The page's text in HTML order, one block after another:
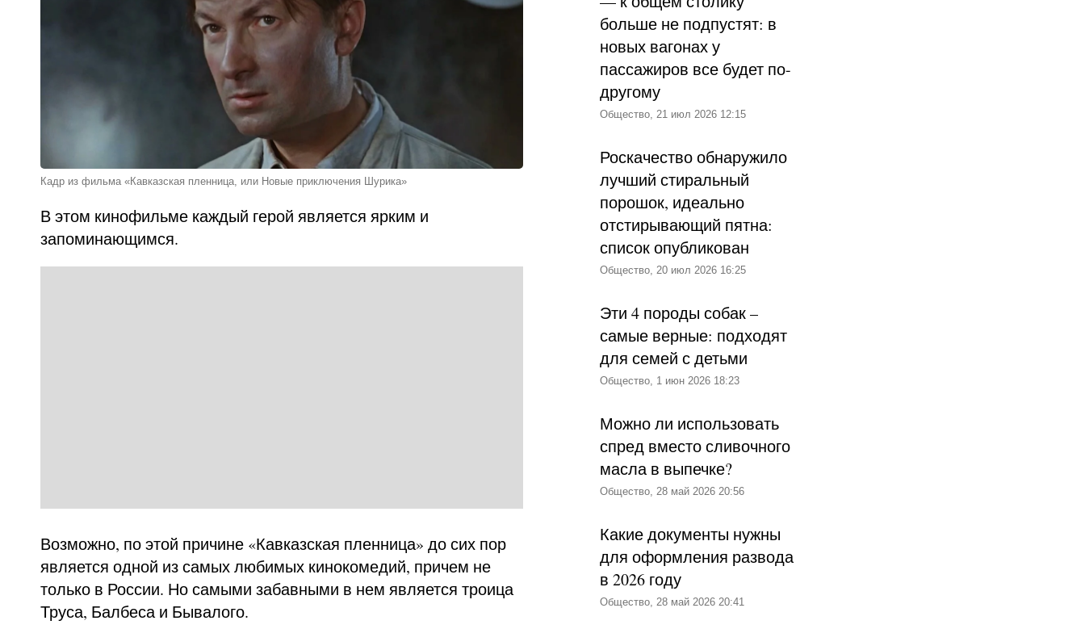
Кадр из фильма «Кавказская пленница, или Новые приключения Шурика»
В этом кинофильме каждый герой является ярким и
запоминающимся.
Возможно, по этой причине «Кавказская пленница» до сих пор
является одной из самых любимых кинокомедий, причем не
только в России. Но самыми забавными в нем является троица
Труса, Балбеса и Бывалого.
больше не подпустят: в
новых вагонах у
пассажиров все будет по-
другому
Общество, 21 июл 2026 12:15
Роскачество обнаружило
лучший стиральный
порошок, идеально
отстирывающий пятна:
список опубликован
Общество, 20 июл 2026 16:25
Эти 4 породы собак –
самые верные: подходят
для семей с детьми
Общество, 1 июн 2026 18:23
Можно ли использовать
спред вместо сливочного
масла в выпечке?
Общество, 28 май 2026 20:56
Какие документы нужны
для оформления развода
в 2026 году
Общество, 28 май 2026 20:41